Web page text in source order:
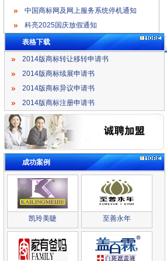
中国商标网及网上服务系统停机通知
科亮2025国庆放假通知
表格下载
2014版商标转让移转申请书
2014版商标续展申请书
2014版商标异议申请书
2014版商标注册申请书
成功案例
凯玲美睫 至善永年